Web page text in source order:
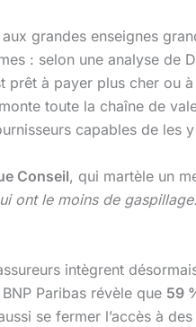
grandes enseignes
: selon une analyse de
prêt à payer plus cher ou
toute la chaîne de
capables de les
Conseil, qui martèle un
ont le moins de
intègrent
Paribas révèle que 59
se fermer l’accès à